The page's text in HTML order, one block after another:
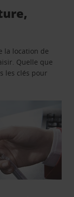
la location de
Quelle que
les clés pour